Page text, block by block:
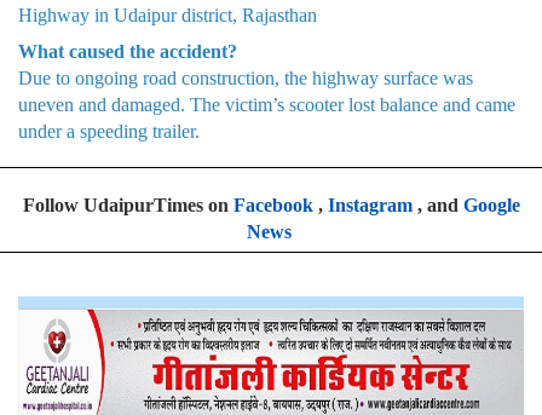
Highway in Udaipur district, Rajasthan
What caused the accident?
Due to ongoing road construction, the highway surface was
uneven and damaged. The victim’s scooter lost balance and came
under a speeding trailer.
Follow UdaipurTimes on Facebook, Instagram, and Google
News